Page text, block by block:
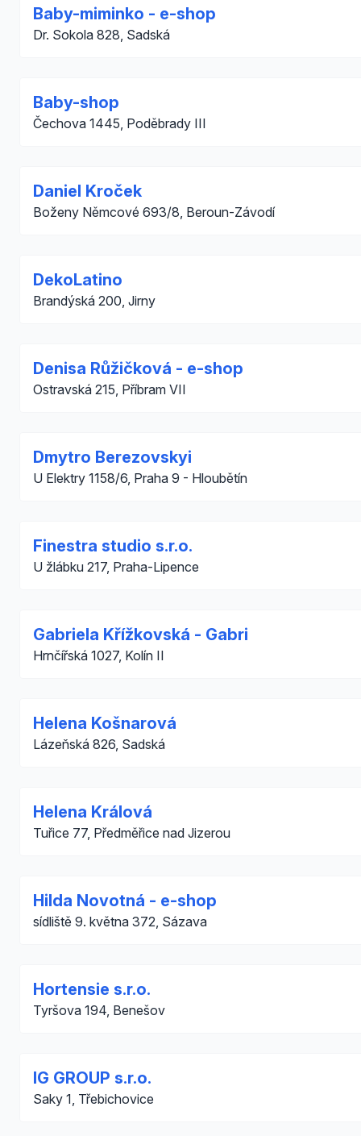
Baby-miminko - e-shop
Dr. Sokola 828, Sadská
Baby-shop
Čechova 1445, Poděbrady III
Daniel Kroček
Boženy Němcové 693/8, Beroun-Závodí
DekoLatino
Brandýská 200, Jirny
Denisa Růžičková - e-shop
Ostravská 215, Příbram VII
Dmytro Berezovskyi
U Elektry 1158/6, Praha 9 - Hloubětín
Finestra studio s.r.o.
U žlábku 217, Praha-Lipence
Gabriela Křížkovská - Gabri
Hrnčířská 1027, Kolín II
Helena Košnarová
Lázeňská 826, Sadská
Helena Králová
Tuřice 77, Předměřice nad Jizerou
Hilda Novotná - e-shop
sídliště 9. května 372, Sázava
Hortensie s.r.o.
Tyršova 194, Benešov
IG GROUP s.r.o.
Saky 1, Třebichovice